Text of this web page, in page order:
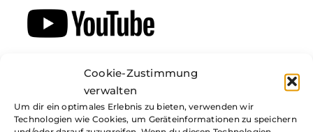
Cookie-Zustimmung
verwalten
Um dir ein optimales Erlebnis zu bieten, verwenden wir
Technologien wie Cookies, um Geräteinformationen zu speichern